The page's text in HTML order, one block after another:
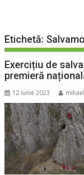
Etichetă:
Exercițiu de
premieră
12 iunie 2023